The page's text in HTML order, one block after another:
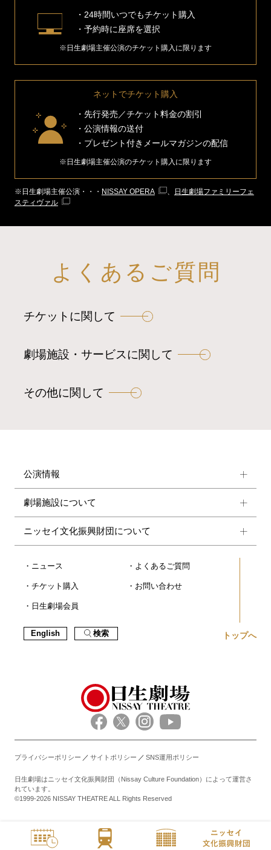
ネットでチケット購入
先行発売／チケット料金の割引
公演情報の送付
プレゼント付きメールマガジンの配信
※日生劇場主催公演のチケット購入に限ります
24時間いつでもチケット購入
予約時に座席を選択
※日生劇場主催公演のチケット購入に限ります
※日生劇場主催公演・・・ NISSAY OPERA 、
日生劇場ファミリーフェ
スティヴァル
よくあるご質問
チケットに関して
劇場施設・サービスに関して
その他に関して
公演情報
劇場施設について
ニッセイ文化振興財団について
ニュース
チケット購入
日生劇場会員
よくあるご質問
お問い合わせ
English 検索 トップへ
日生劇場はニッセイ文化振興財団（Nissay Culture Foundation）によって運営さ
れています。
©1999-2026 NISSAY THEATRE ALL Rights Reserved
プライバシーポリシー サイトポリシー SNS運用ポリシー